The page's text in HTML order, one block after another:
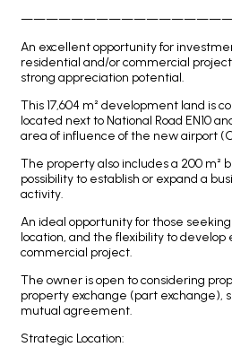
An excellent opportunity for
residential and/or commercial
strong appreciation potential.
This 17,604 m² development land is
located next to National Road EN10
area of influence of the new airport
The property also includes a 200 m²
possibility to establish or expand a
activity.
An ideal opportunity for those
location, and the flexibility to develop
commercial project.
The owner is open to considering
property exchange (part exchange),
mutual agreement.
Strategic Location: